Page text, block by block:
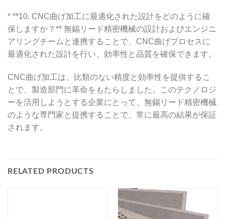
* **10. CNC曲げ加工に最適化された設計をどのように確
保しますか？** 無錫リード精密機械の設計およびエンジニ
アリングチームと連携することで、CNC曲げプロセスに
最適化された設計を行い、効率性と品質を確保できます。
CNC曲げ加工は、比類のない精度と効率性を提供するこ
とで、製造部門に革命をもたらしました。このテクノロジ
ーを活用しようとする企業にとって、無錫リード精密機械
のような専門家と提携することで、常に最高の結果が保証
されます。
RELATED PRODUCTS